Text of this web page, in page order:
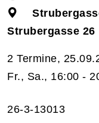
Strubergasse 26
2 Termine,
Fr., Sa., 16:00 -
26-3-13013